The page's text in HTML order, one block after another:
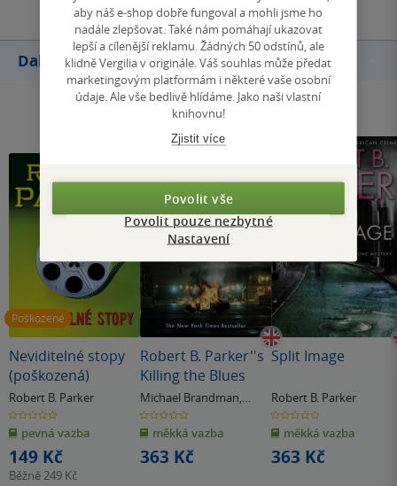
Další knihy autora
Poškozené
Neviditelné stopy
(poškozená)
Robert B. Parker
0.0
z
5
hvězdiček
pevná vazba
149 Kč
Běžně249 Kč
Robert B. Parker''s
Killing the Blues
Michael Brandman,
Robert B. Parker
0.0
z
5
hvězdiček
měkká vazba
363 Kč
Split Image
Robert B. Parker
0.0
z
5
hvězdiček
měkká vazba
363 Kč
aby náš e-shop dobře fungoval a mohli jsme ho
nadále zlepšovat. Také nám pomáhají ukazovat
lepší a cílenější reklamu. Žádných 50 odstínů, ale
klidně Vergilia v originále. Váš souhlas může předat
marketingovým platformám i některé vaše osobní
údaje. Ale vše bedlivě hlídáme. Jako naši vlastní
knihovnu!
Zjistit více
Povolit vše
Povolit pouze nezbytné
Nastavení